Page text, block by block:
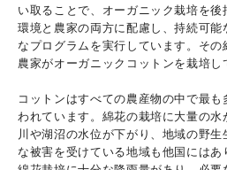
い取ることで、オーガニック栽培を後
環境と農家の両方に配慮し、持続可能
なプログラムを実行しています。そ
農家がオーガニックコットンを栽培し
コットンはすべての農産物の中で最
われています。綿花の栽培に大量の水
川や湖沼の水位が下がり、地域の野生
な被害を受けている地域も他国には